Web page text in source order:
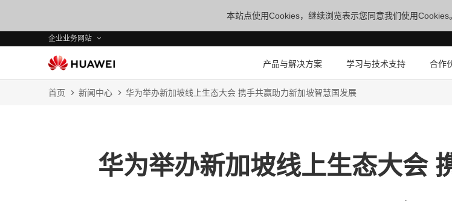
本站点使用Cookies，继续浏览表示您同意我们使用Cookies
企业业务网站
产品与解决方案 学习与技术支持 合作
首页 新闻中心 华为举办新加坡线上生态大会 携手共赢助力新加坡智慧国发展
华为举办新加坡线上生态大会